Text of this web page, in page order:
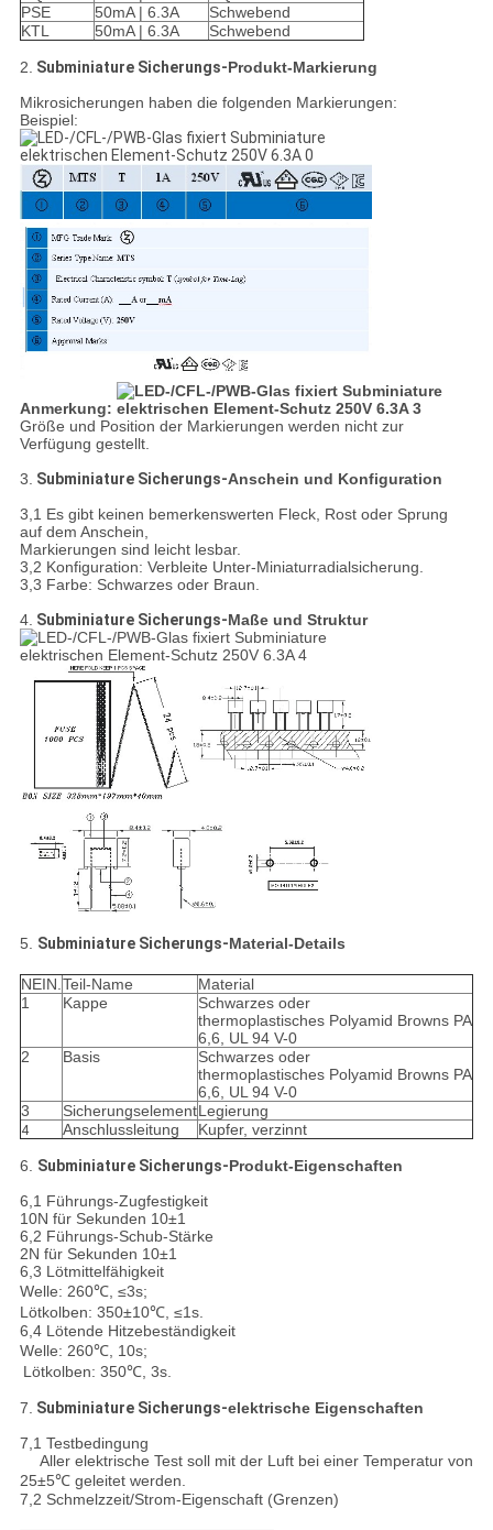
PSE
50mA | 6.3A
Schwebend
KTL
50mA | 6.3A Schwebend
2. Subminiature Sicherungs-Produkt-Markierung
Mikrosicherungen haben die folgenden Markierungen:
Beispiel:
Anmerkung:
Größe und Position der Markierungen werden nicht zur
Verfügung gestellt.
3. Subminiature Sicherungs-Anschein und Konfiguration
3,1 Es gibt keinen bemerkenswerten Fleck, Rost oder Sprung
auf dem Anschein,
Markierungen sind leicht lesbar.
3,2 Konfiguration: Verbleite Unter-Miniaturradialsicherung.
3,3 Farbe: Schwarzes oder Braun.
4. Subminiature Sicherungs-Maße und Struktur
5. Subminiature Sicherungs-Material-Details
NEIN.Teil-Name
Material
1
Kappe
Schwarzes oder
thermoplastisches Polyamid Browns PA
6,6, UL 94 V-0
2
Basis
Schwarzes oder
thermoplastisches Polyamid Browns PA
6,6, UL 94 V-0
3
SicherungselementLegierung
4 Anschlussleitung Kupfer, verzinnt
6. Subminiature Sicherungs-Produkt-Eigenschaften
6,1 Führungs-Zugfestigkeit
10N für Sekunden 10±1
6,2 Führungs-Schub-Stärke
2N für Sekunden 10±1
6,3 Lötmittelfähigkeit
Welle: 260℃, ≤3s;
Lötkolben: 350±10℃, ≤1s.
6,4 Lötende Hitzebeständigkeit
Welle: 260℃, 10s;
Lötkolben: 350℃, 3s.
7. Subminiature Sicherungs-elektrische Eigenschaften
7,1 Testbedingung
Aller elektrische Test soll mit der Luft bei einer Temperatur von
25±5℃ geleitet werden.
7,2 Schmelzzeit/Strom-Eigenschaft (Grenzen)